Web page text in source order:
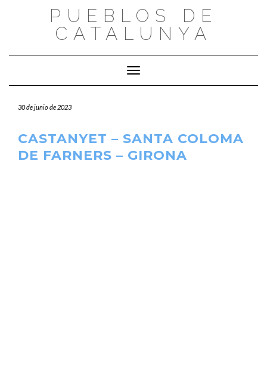
PUEBLOS DE
CATALUNYA
Cambiar modo de navegación
30 de junio de 2023
CASTANYET – SANTA COLOMA
DE FARNERS – GIRONA